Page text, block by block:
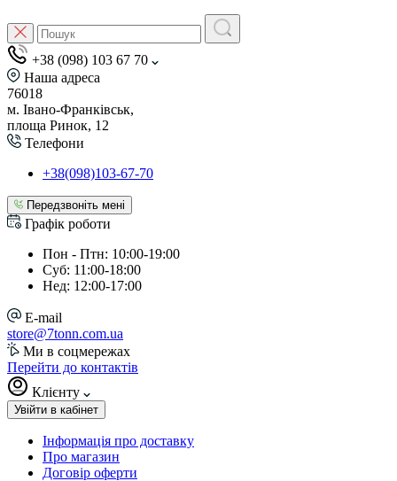
+38 (098) 103 67 70
Наша адреса
76018
м. Івано-Франківськ,
площа Ринок, 12
Телефони
+38(098)103-67-70
Передзвоніть мені
Графік роботи
Пон - Птн: 10:00-19:00
Суб: 11:00-18:00
Нед: 12:00-17:00
E-mail
store@7tonn.com.ua
Ми в соцмережах
Перейти до контактів
Клієнту
Увійти в кабінет
Інформація про доставку
Про магазин
Договір оферти